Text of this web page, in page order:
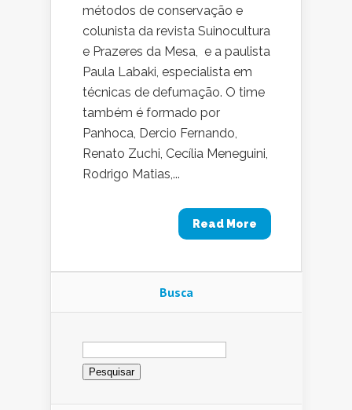
métodos de conservação e
colunista da revista Suinocultura
e Prazeres da Mesa, e a paulista
Paula Labaki, especialista em
técnicas de defumação. O time
também é formado por
Panhoca, Dercio Fernando,
Renato Zuchi, Cecília Meneguini,
Rodrigo Matias,...
Read More
Busca
Pesquisar
por: